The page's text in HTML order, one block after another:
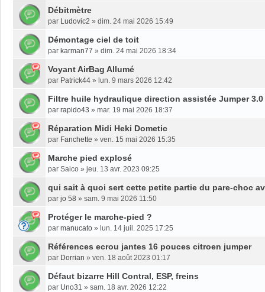
Débitmètre
par Ludovic2 » dim. 24 mai 2026 15:49
Démontage ciel de toit
par karman77 » dim. 24 mai 2026 18:34
Voyant AirBag Allumé
par Patrick44 » lun. 9 mars 2026 12:42
Filtre huile hydraulique direction assistée Jumper 3.0
par rapido43 » mar. 19 mai 2026 18:37
Réparation Midi Heki Dometic
par Fanchette » ven. 15 mai 2026 15:35
Marche pied explosé
par Saico » jeu. 13 avr. 2023 09:25
qui sait à quoi sert cette petite partie du pare-choc
par jo 58 » sam. 9 mai 2026 11:50
Protéger le marche-pied ?
par manucato » lun. 14 juil. 2025 17:25
Références ecrou jantes 16 pouces citroen jumper
par Dorrian » ven. 18 août 2023 01:17
Défaut bizarre Hill Contral, ESP, freins
par Uno31 » sam. 18 avr. 2026 12:22